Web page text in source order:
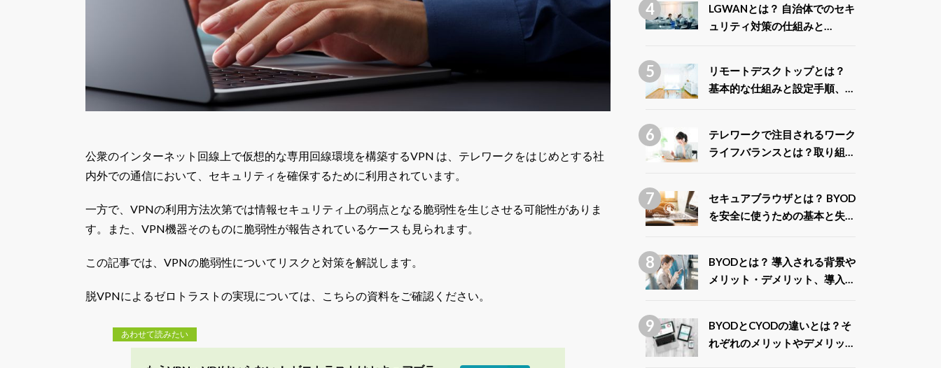
公衆のインターネット回線上で仮想的な専用回線環境を構築するVPN は、テレワークをはじめとする社
内外での通信において、セキュリティを確保するために利用されています。
一方で、VPNの利用方法次第では情報セキュリティ上の弱点となる脆弱性を生じさせる可能性がありま
す。また、VPN機器そのものに脆弱性が報告されているケースも見られます。
この記事では、VPNの脆弱性についてリスクと対策を解説します。
脱VPNによるゼロトラストの実現については、こちらの資料をご確認ください。
LGWANとは？ 自治体でのセキ
ュリティ対策の仕組みと
リモートデスクトップとは？
基本的な仕組みと設定手順、安
テレワークで注目されるワーク
ライフバランスとは？取り組み
セキュアブラウザとは？ BYOD
を安全に使うための基本と失敗
BYODとは？ 導入される背景や
メリット・デメリット、導入事
BYODとCYODの違いとは？そ
れぞれのメリットやデメリット